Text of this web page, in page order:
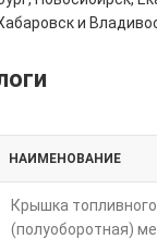
и
НАИМЕНОВАНИЕ
Крышка
(полуоборотная)